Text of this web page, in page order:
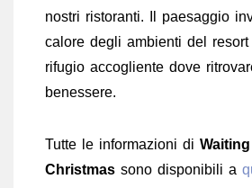
nostri ristoranti. Il paesaggio
calore degli ambienti del
rifugio accogliente dove
benessere.
Tutte le informazioni di
Christmas sono disponibili a